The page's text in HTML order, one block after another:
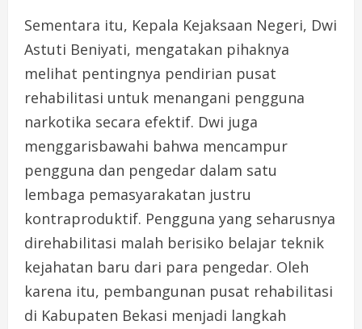
Sementara itu, Kepala Kejaksaan Negeri, Dwi
Astuti Beniyati, mengatakan pihaknya
melihat pentingnya pendirian pusat
rehabilitasi untuk menangani pengguna
narkotika secara efektif. Dwi juga
menggarisbawahi bahwa mencampur
pengguna dan pengedar dalam satu
lembaga pemasyarakatan justru
kontraproduktif. Pengguna yang seharusnya
direhabilitasi malah berisiko belajar teknik
kejahatan baru dari para pengedar. Oleh
karena itu, pembangunan pusat rehabilitasi
di Kabupaten Bekasi menjadi langkah